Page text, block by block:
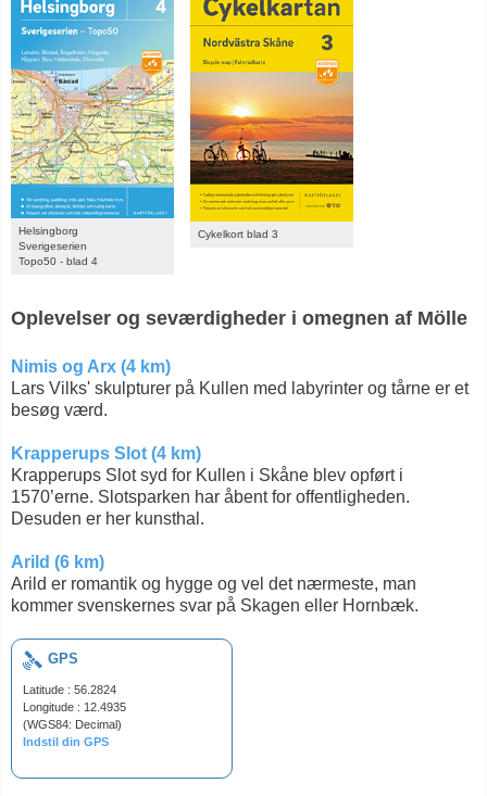
Helsingborg
Sverigeserien
Topo50 - blad 4
Cykelkort blad 3
Oplevelser og seværdigheder i omegnen af Mölle
Nimis og Arx (4 km)
Lars Vilks' skulpturer på Kullen med labyrinter og tårne er et
besøg værd.
Krapperups Slot (4 km)
Krapperups Slot syd for Kullen i Skåne blev opført i
1570’erne. Slotsparken har åbent for offentligheden.
Desuden er her kunsthal.
Arild (6 km)
Arild er romantik og hygge og vel det nærmeste, man
kommer svenskernes svar på Skagen eller Hornbæk.
GPS
Latitude : 56.2824
Longitude : 12.4935
(WGS84: Decimal)
Indstil din GPS